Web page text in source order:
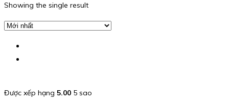
Showing the single result
Được xếp hạng 5.00 5 sao